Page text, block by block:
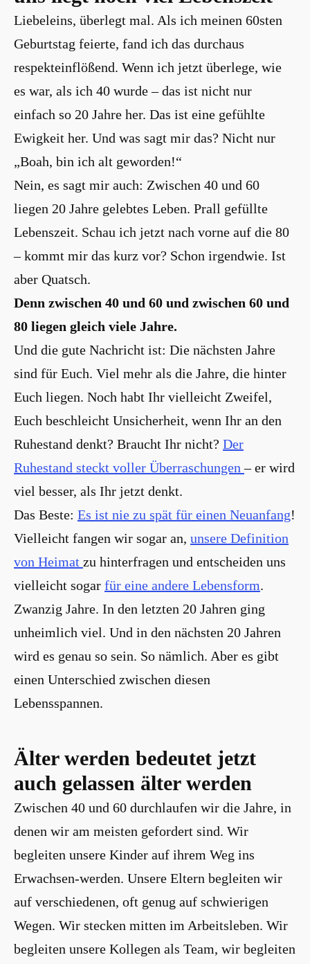
Liebeleins, überlegt mal. Als ich meinen 60sten
Geburtstag feierte, fand ich das durchaus
respekteinflößend. Wenn ich jetzt überlege, wie
es war, als ich 40 wurde – das ist nicht nur
einfach so 20 Jahre her. Das ist eine gefühlte
Ewigkeit her. Und was sagt mir das? Nicht nur
„Boah, bin ich alt geworden!“
Nein, es sagt mir auch: Zwischen 40 und 60
liegen 20 Jahre gelebtes Leben. Prall gefüllte
Lebenszeit. Schau ich jetzt nach vorne auf die 80
– kommt mir das kurz vor? Schon irgendwie. Ist
aber Quatsch.
Denn zwischen 40 und 60 und zwischen 60 und
80 liegen gleich viele Jahre.
Und die gute Nachricht ist: Die nächsten Jahre
sind für Euch. Viel mehr als die Jahre, die hinter
Euch liegen. Noch habt Ihr vielleicht Zweifel,
Euch beschleicht Unsicherheit, wenn Ihr an den
Ruhestand denkt? Braucht Ihr nicht? Der
Ruhestand steckt voller Überraschungen– er wird
viel besser, als Ihr jetzt denkt.
Das Beste: Es ist nie zu spät für einen Neuanfang!
Vielleicht fangen wir sogar an, unsere Definition
von Heimat zu hinterfragen und entscheiden uns
vielleicht sogar für eine andere Lebensform.
Zwanzig Jahre. In den letzten 20 Jahren ging
unheimlich viel. Und in den nächsten 20 Jahren
wird es genau so sein. So nämlich. Aber es gibt
einen Unterschied zwischen diesen
Lebensspannen.
Älter werden bedeutet jetzt
auch gelassen älter werden
Zwischen 40 und 60 durchlaufen wir die Jahre, in
denen wir am meisten gefordert sind. Wir
begleiten unsere Kinder auf ihrem Weg ins
Erwachsen-werden. Unsere Eltern begleiten wir
auf verschiedenen, oft genug auf schwierigen
Wegen. Wir stecken mitten im Arbeitsleben. Wir
begleiten unsere Kollegen als Team, wir begleiten